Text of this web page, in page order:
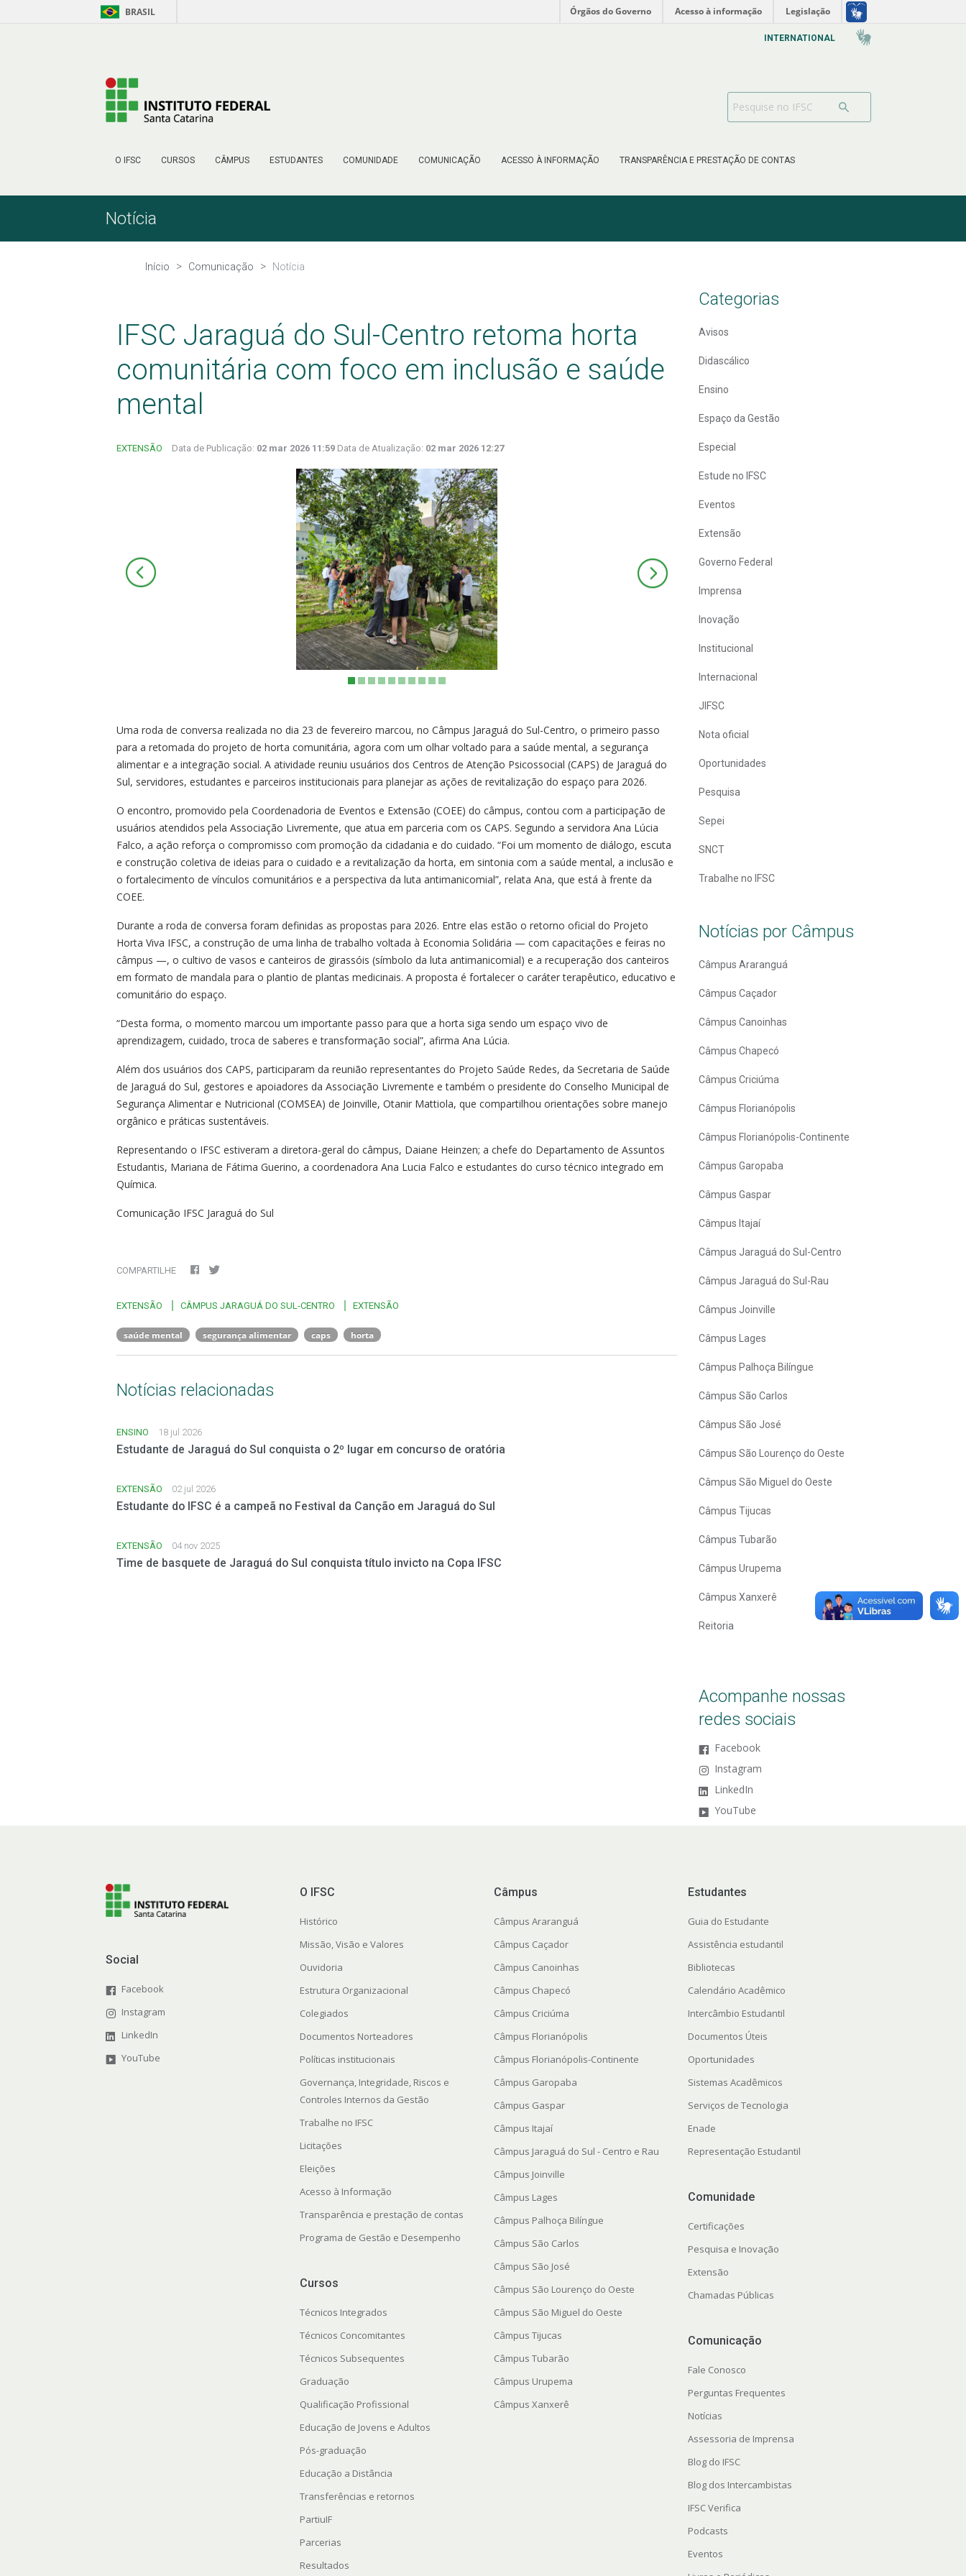
Pular para o Conteúdo BRASIL Órgãos do Governo Acesso à informação Legislação
O IFSC CURSOS CÂMPUS ESTUDANTES COMUNIDADE COMUNICAÇÃO ACESSO À INFORMAÇÃO TRANSPARÊNCIA E PRESTAÇÃO DE CONTAS
INTERNATIONAL
Notícia
Início Comunicação Notícia
IFSC Jaraguá do Sul-Centro retoma horta
comunitária com foco em inclusão e saúde
mental
EXTENSÃO Data de Publicação: 02 mar 2026 11:59 Data de Atualização: 02 mar 2026 12:27
Uma roda de conversa realizada no dia 23 de fevereiro marcou, no Câmpus Jaraguá do Sul-Centro, o primeiro passo
para a retomada do projeto de horta comunitária, agora com um olhar voltado para a saúde mental, a segurança
alimentar e a integração social. A atividade reuniu usuários dos Centros de Atenção Psicossocial (CAPS) de Jaraguá do
Sul, servidores, estudantes e parceiros institucionais para planejar as ações de revitalização do espaço para 2026.
O encontro, promovido pela Coordenadoria de Eventos e Extensão (COEE) do câmpus, contou com a participação de
usuários atendidos pela Associação Livremente, que atua em parceria com os CAPS. Segundo a servidora Ana Lúcia
Falco, a ação reforça o compromisso com promoção da cidadania e do cuidado. “Foi um momento de diálogo, escuta
e construção coletiva de ideias para o cuidado e a revitalização da horta, em sintonia com a saúde mental, a inclusão e
o fortalecimento de vínculos comunitários e a perspectiva da luta antimanicomial”, relata Ana, que está à frente da
COEE.
Durante a roda de conversa foram definidas as propostas para 2026. Entre elas estão o retorno oficial do Projeto
Horta Viva IFSC, a construção de uma linha de trabalho voltada à Economia Solidária — com capacitações e feiras no
câmpus —, o cultivo de vasos e canteiros de girassóis (símbolo da luta antimanicomial) e a recuperação dos canteiros
em formato de mandala para o plantio de plantas medicinais. A proposta é fortalecer o caráter terapêutico, educativo e
comunitário do espaço.
“Desta forma, o momento marcou um importante passo para que a horta siga sendo um espaço vivo de
aprendizagem, cuidado, troca de saberes e transformação social”, afirma Ana Lúcia.
Além dos usuários dos CAPS, participaram da reunião representantes do Projeto Saúde Redes, da Secretaria de Saúde
de Jaraguá do Sul, gestores e apoiadores da Associação Livremente e também o presidente do Conselho Municipal de
Segurança Alimentar e Nutricional (COMSEA) de Joinville, Otanir Mattiola, que compartilhou orientações sobre manejo
orgânico e práticas sustentáveis.
Representando o IFSC estiveram a diretora-geral do câmpus, Daiane Heinzen; a chefe do Departamento de Assuntos
Estudantis, Mariana de Fátima Guerino, a coordenadora Ana Lucia Falco e estudantes do curso técnico integrado em
Química.
Comunicação IFSC Jaraguá do Sul
COMPARTILHE
EXTENSÃO CÂMPUS JARAGUÁ DO SUL-CENTRO EXTENSÃO
saúde mental segurança alimentar caps horta
Notícias relacionadas
ENSINO 18 jul 2026
Estudante de Jaraguá do Sul conquista o 2º lugar em concurso de oratória
EXTENSÃO 02 jul 2026
Estudante do IFSC é a campeã no Festival da Canção em Jaraguá do Sul
EXTENSÃO 04 nov 2025
Time de basquete de Jaraguá do Sul conquista título invicto na Copa IFSC
Categorias
Avisos
Didascálico
Ensino
Espaço da Gestão
Especial
Estude no IFSC
Eventos
Extensão
Governo Federal
Imprensa
Inovação
Institucional
Internacional
JIFSC
Nota oficial
Oportunidades
Pesquisa
Sepei
SNCT
Trabalhe no IFSC
Notícias por Câmpus
Câmpus Araranguá
Câmpus Caçador
Câmpus Canoinhas
Câmpus Chapecó
Câmpus Criciúma
Câmpus Florianópolis
Câmpus Florianópolis-Continente
Câmpus Garopaba
Câmpus Gaspar
Câmpus Itajaí
Câmpus Jaraguá do Sul-Centro
Câmpus Jaraguá do Sul-Rau
Câmpus Joinville
Câmpus Lages
Câmpus Palhoça Bilíngue
Câmpus São Carlos
Câmpus São José
Câmpus São Lourenço do Oeste
Câmpus São Miguel do Oeste
Câmpus Tijucas
Câmpus Tubarão
Câmpus Urupema
Câmpus Xanxerê
Reitoria
Acompanhe nossas
redes sociais
Facebook
Instagram
LinkedIn
YouTube
Social
Facebook
Instagram
LinkedIn
YouTube
O IFSC
Histórico
Missão, Visão e Valores
Ouvidoria
Estrutura Organizacional
Colegiados
Documentos Norteadores
Políticas institucionais
Governança, Integridade, Riscos e
Controles Internos da Gestão
Trabalhe no IFSC
Licitações
Eleições
Acesso à Informação
Transparência e prestação de contas
Programa de Gestão e Desempenho
Cursos
Técnicos Integrados
Técnicos Concomitantes
Técnicos Subsequentes
Graduação
Qualificação Profissional
Educação de Jovens e Adultos
Pós-graduação
Educação a Distância
Transferências e retornos
PartiuIF
Parcerias
Resultados
Câmpus
Câmpus Araranguá
Câmpus Caçador
Câmpus Canoinhas
Câmpus Chapecó
Câmpus Criciúma
Câmpus Florianópolis
Câmpus Florianópolis-Continente
Câmpus Garopaba
Câmpus Gaspar
Câmpus Itajaí
Câmpus Jaraguá do Sul - Centro e Rau
Câmpus Joinville
Câmpus Lages
Câmpus Palhoça Bilíngue
Câmpus São Carlos
Câmpus São José
Câmpus São Lourenço do Oeste
Câmpus São Miguel do Oeste
Câmpus Tijucas
Câmpus Tubarão
Câmpus Urupema
Câmpus Xanxerê
Estudantes
Guia do Estudante
Assistência estudantil
Bibliotecas
Calendário Acadêmico
Intercâmbio Estudantil
Documentos Úteis
Oportunidades
Sistemas Acadêmicos
Serviços de Tecnologia
Enade
Representação Estudantil
Comunidade
Certificações
Pesquisa e Inovação
Extensão
Chamadas Públicas
Comunicação
Fale Conosco
Perguntas Frequentes
Notícias
Assessoria de Imprensa
Blog do IFSC
Blog dos Intercambistas
IFSC Verifica
Podcasts
Eventos